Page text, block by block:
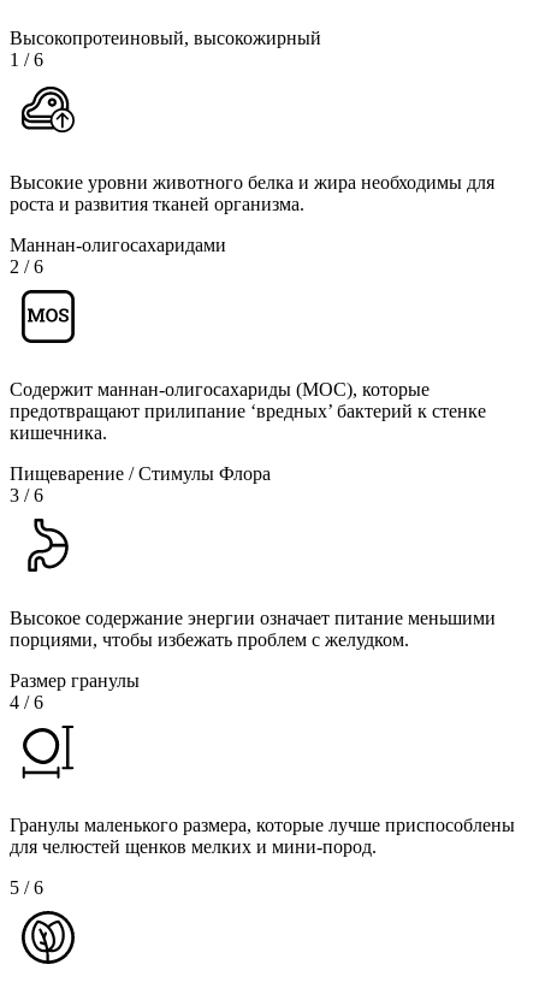
Высокопротеиновый, высокожирный
1 /6
Высокие уровни животного белка и жира необходимы для
роста и развития тканей организма.
Маннан-олигосахаридами
2 /6
Содержит маннан-олигосахариды (МОС), которые
предотвращают прилипание ‘вредных’ бактерий к стенке
кишечника.
Пищеварение / Стимулы Флора
3 /6
Высокое содержание энергии означает питание меньшими
порциями, чтобы избежать проблем с желудком.
Размер гранулы
4 /6
Гранулы маленького размера, которые лучше приспособлены
для челюстей щенков мелких и мини-пород.
5 /6